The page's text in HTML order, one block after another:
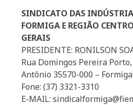
SINDICATO DAS
FORMIGA E REGIÃO
GERAIS
PRESIDENTE: RONILSON
Rua Domingos Pereira
Antônio 35570-000 –
Fone: (37) 3321-3310
E-MAIL: